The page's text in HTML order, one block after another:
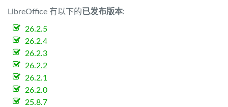
LibreOffice 有以下的已发布版本:
26.2.5
26.2.4
26.2.3
26.2.2
26.2.1
26.2.0
25.8.7